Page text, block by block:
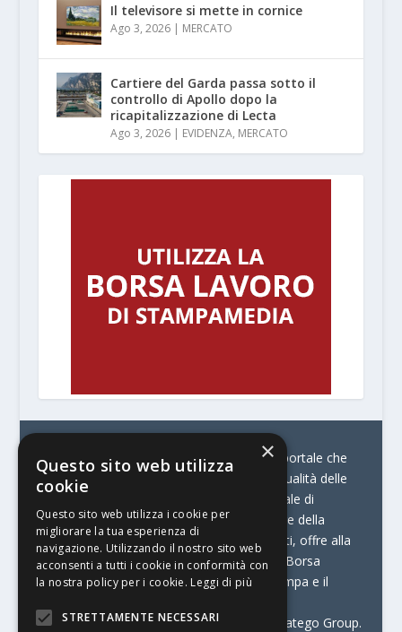
Il televisore si mette in cornice
Ago 3, 2026| MERCATO
Cartiere del Garda passa sotto il
controllo di Apollo dopo la
ricapitalizzazione di Lecta
Ago 3, 2026| EVIDENZA, MERCATO
© Stratego Group –
stampamedia.net è il portale che
racconta le innovazioni tecnologiche e l’attualità delle
aziende di stampa e di converting. È il portale di
riferimento per chi opera in Italia nel settore della
comunicazione stampata. Oltre ai contenuti, offre alla
propria community diversi servizi come:
la Borsa
Lavoro, la Print Connection, i Big della Stampa e il
Stampamedia.net è una delle testate di Stratego Group.
×
Questo sito web utilizza
cookie
Questo sito web utilizza i cookie per
migliorare la tua esperienza di
navigazione. Utilizzando il nostro sito web
acconsenti a tutti i cookie in conformità con
la nostra policy per i cookie. Leggi di più
STRETTAMENTE NECESSARI